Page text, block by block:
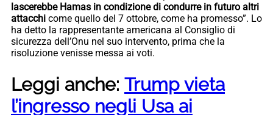
lascerebbe Hamas in condizione di condurre in futuro altri
attacchi come quello del 7 ottobre, come ha promesso”. Lo
ha detto la rappresentante americana al Consiglio di
sicurezza dell’Onu nel suo intervento, prima che la
risoluzione venisse messa ai voti.
Leggi anche: Trump vieta
l’ingresso negli Usa ai